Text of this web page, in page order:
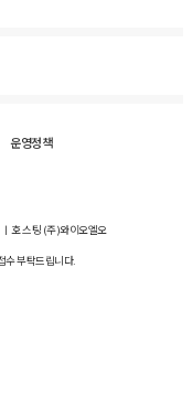
운영정책
호스팅 (주)와이오엘오
수 부탁드립니다.